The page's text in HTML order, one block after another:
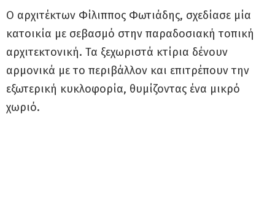
Ο αρχιτέκτων Φίλιππος Φωτιάδης, σχεδίασε μία
κατοικία με σεβασμό στην παραδοσιακή τοπική
αρχιτεκτονική. Τα ξεχωριστά κτίρια δένουν
αρμονικά με το περιβάλλον και επιτρέπουν την
εξωτερική κυκλοφορία, θυμίζοντας ένα μικρό
χωριό.